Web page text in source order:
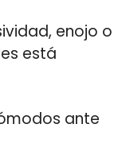
enojo o
está
ante